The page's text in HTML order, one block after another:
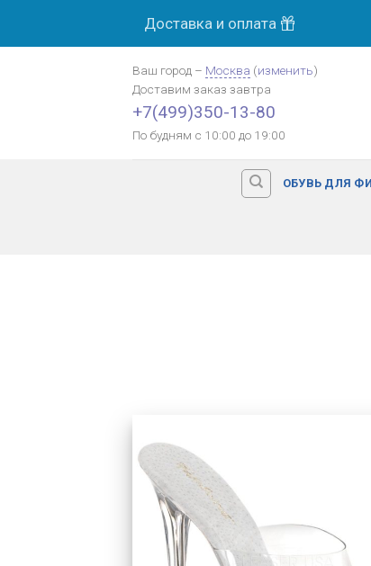
Доставка и оплата
Ваш город – Москва (изменить)
Доставим заказ завтра
+7(499)350-13-80
По будням с 10:00 до 19:00
ОБУВЬ ДЛЯ